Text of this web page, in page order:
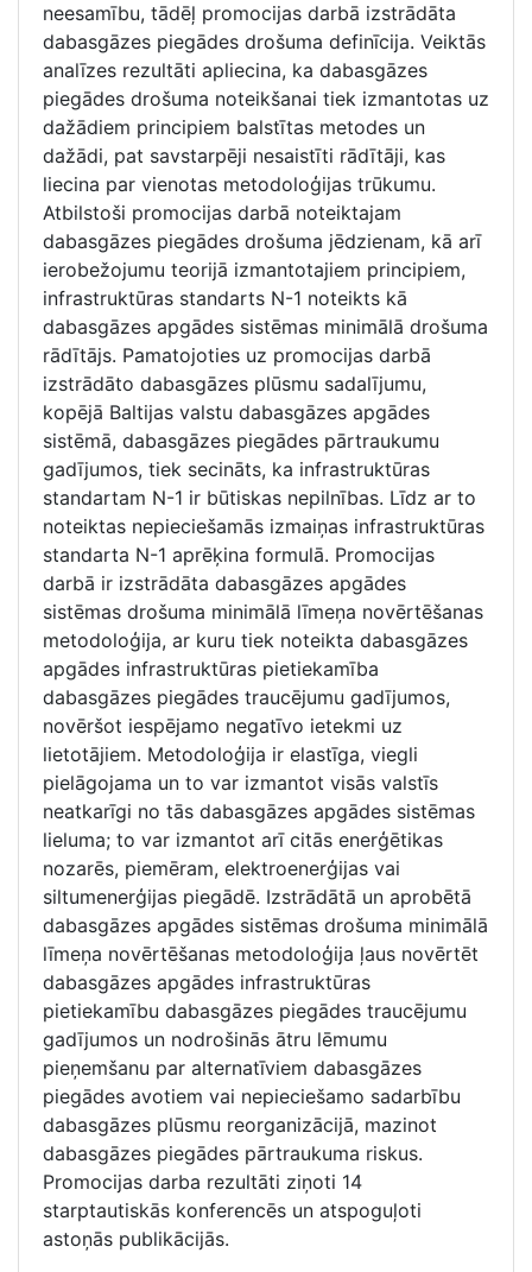
neesamību, tādēļ promocijas darbā izstrādāta
dabasgāzes piegādes drošuma definīcija. Veiktās
analīzes rezultāti apliecina, ka dabasgāzes
piegādes drošuma noteikšanai tiek izmantotas uz
dažādiem principiem balstītas metodes un
dažādi, pat savstarpēji nesaistīti rādītāji, kas
liecina par vienotas metodoloģijas trūkumu.
Atbilstoši promocijas darbā noteiktajam
dabasgāzes piegādes drošuma jēdzienam, kā arī
ierobežojumu teorijā izmantotajiem principiem,
infrastruktūras standarts N-1 noteikts kā
dabasgāzes apgādes sistēmas minimālā drošuma
rādītājs. Pamatojoties uz promocijas darbā
izstrādāto dabasgāzes plūsmu sadalījumu,
kopējā Baltijas valstu dabasgāzes apgādes
sistēmā, dabasgāzes piegādes pārtraukumu
gadījumos, tiek secināts, ka infrastruktūras
standartam N-1 ir būtiskas nepilnības. Līdz ar to
noteiktas nepieciešamās izmaiņas infrastruktūras
standarta N-1 aprēķina formulā. Promocijas
darbā ir izstrādāta dabasgāzes apgādes
sistēmas drošuma minimālā līmeņa novērtēšanas
metodoloģija, ar kuru tiek noteikta dabasgāzes
apgādes infrastruktūras pietiekamība
dabasgāzes piegādes traucējumu gadījumos,
novēršot iespējamo negatīvo ietekmi uz
lietotājiem. Metodoloģija ir elastīga, viegli
pielāgojama un to var izmantot visās valstīs
neatkarīgi no tās dabasgāzes apgādes sistēmas
lieluma; to var izmantot arī citās enerģētikas
nozarēs, piemēram, elektroenerģijas vai
siltumenerģijas piegādē. Izstrādātā un aprobētā
dabasgāzes apgādes sistēmas drošuma minimālā
līmeņa novērtēšanas metodoloģija ļaus novērtēt
dabasgāzes apgādes infrastruktūras
pietiekamību dabasgāzes piegādes traucējumu
gadījumos un nodrošinās ātru lēmumu
pieņemšanu par alternatīviem dabasgāzes
piegādes avotiem vai nepieciešamo sadarbību
dabasgāzes plūsmu reorganizācijā, mazinot
dabasgāzes piegādes pārtraukuma riskus.
Promocijas darba rezultāti ziņoti 14
starptautiskās konferencēs un atspoguļoti
astoņās publikācijās.